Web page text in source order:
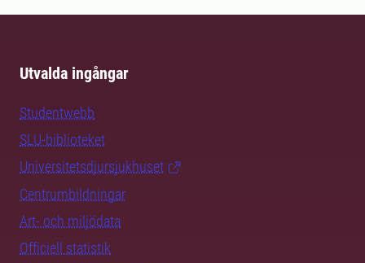
Utvalda ingångar
Studentwebb
SLU-biblioteket
Universitetsdjursjukhuset
Centrumbildningar
Art- och miljödata
Officiell statistik